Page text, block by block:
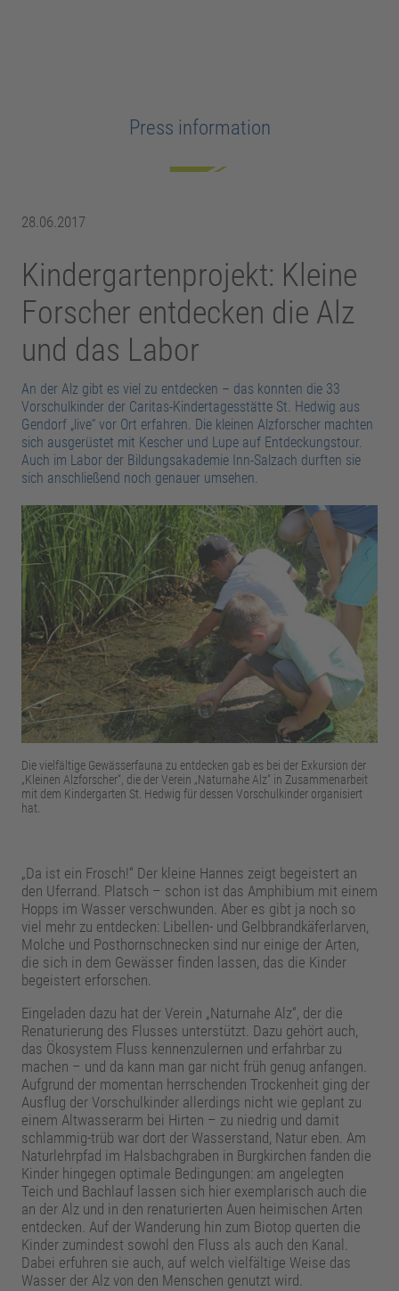
Press information
28.06.2017
Kindergartenprojekt: Kleine
Forscher entdecken die Alz
und das Labor
An der Alz gibt es viel zu entdecken – das konnten die 33
Vorschulkinder der Caritas-Kindertagesstätte St. Hedwig aus
Gendorf „live“ vor Ort erfahren. Die kleinen Alzforscher machten
sich ausgerüstet mit Kescher und Lupe auf Entdeckungstour.
Auch im Labor der Bildungsakademie Inn-Salzach durften sie
sich anschließend noch genauer umsehen.
Die vielfältige Gewässerfauna zu entdecken gab es bei der Exkursion der
„Kleinen Alzforscher“, die der Verein „Naturnahe Alz“ in Zusammenarbeit
mit dem Kindergarten St. Hedwig für dessen Vorschulkinder organisiert
hat.
„Da ist ein Frosch!“ Der kleine Hannes zeigt begeistert an
den Uferrand. Platsch – schon ist das Amphibium mit einem
Hopps im Wasser verschwunden. Aber es gibt ja noch so
viel mehr zu entdecken: Libellen- und Gelbbrandkäferlarven,
Molche und Posthornschnecken sind nur einige der Arten,
die sich in dem Gewässer finden lassen, das die Kinder
begeistert erforschen.
Eingeladen dazu hat der Verein „Naturnahe Alz“, der die
Renaturierung des Flusses unterstützt. Dazu gehört auch,
das Ökosystem Fluss kennenzulernen und erfahrbar zu
machen – und da kann man gar nicht früh genug anfangen.
Aufgrund der momentan herrschenden Trockenheit ging der
Ausflug der Vorschulkinder allerdings nicht wie geplant zu
einem Altwasserarm bei Hirten – zu niedrig und damit
schlammig-trüb war dort der Wasserstand, Natur eben. Am
Naturlehrpfad im Halsbachgraben in Burgkirchen fanden die
Kinder hingegen optimale Bedingungen: am angelegten
Teich und Bachlauf lassen sich hier exemplarisch auch die
an der Alz und in den renaturierten Auen heimischen Arten
entdecken. Auf der Wanderung hin zum Biotop querten die
Kinder zumindest sowohl den Fluss als auch den Kanal.
Dabei erfuhren sie auch, auf welch vielfältige Weise das
Wasser der Alz von den Menschen genutzt wird.